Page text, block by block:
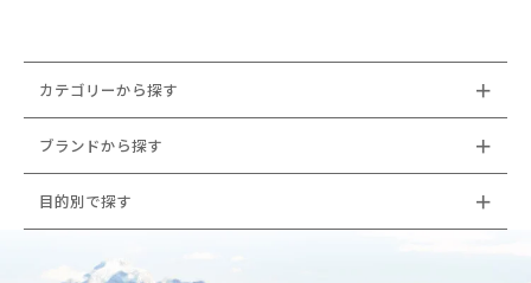
カテゴリーから探す
ブランドから探す
目的別で探す